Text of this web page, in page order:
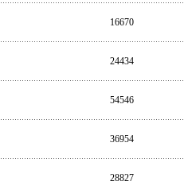
16670
24434
54546
36954
28827